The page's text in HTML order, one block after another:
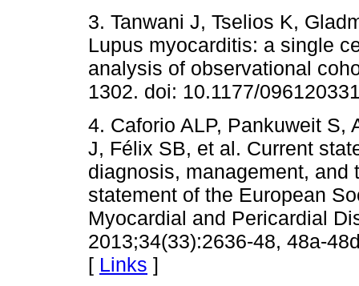
3. Tanwani J, Tselios K,
Lupus myocarditis: a single
analysis of observational
1302. doi: 10.1177/
4. Caforio ALP, Pankuweit S,
J, Félix SB, et al. Current
diagnosis, management,
statement of the European
Myocardial and Pericardial
2013;34(33):2636-48, 48a-
[ Links ]